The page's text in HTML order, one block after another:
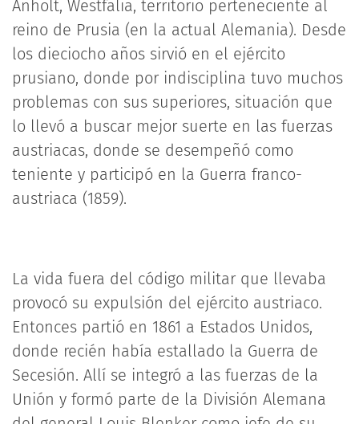
Anholt, Westfalia, territorio perteneciente al
reino de Prusia (en la actual Alemania). Desde
los dieciocho años sirvió en el ejército
prusiano, donde por indisciplina tuvo muchos
problemas con sus superiores, situación que
lo llevó a buscar mejor suerte en las fuerzas
austriacas, donde se desempeñó como
teniente y participó en la Guerra franco-
austriaca (1859).
La vida fuera del código militar que llevaba
provocó su expulsión del ejército austriaco.
Entonces partió en 1861 a Estados Unidos,
donde recién había estallado la Guerra de
Secesión. Allí se integró a las fuerzas de la
Unión y formó parte de la División Alemana